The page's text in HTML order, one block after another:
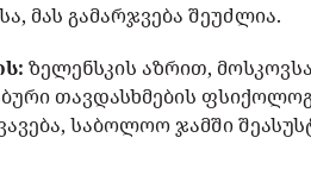
მას გამარჯვება შეუძლია.
ზელენსკის აზრით,
თავდასხმების
საბოლოო ჯამში